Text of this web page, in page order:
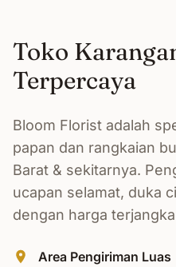
Toko
Terpercaya
Bloom Florist adalah
papan dan rangkaian
Barat & sekitarnya.
ucapan selamat, duka
dengan harga
Area Pengiriman Luas